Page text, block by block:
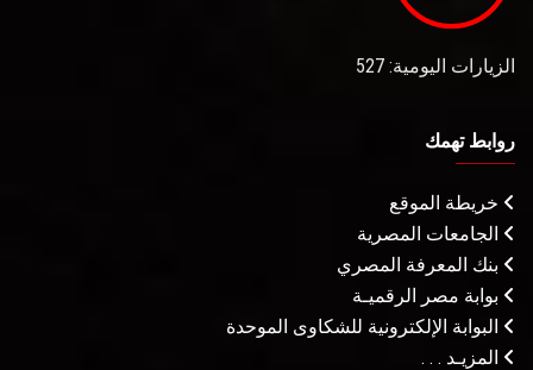
الزيارات اليومية: 527
روابط تهمك
خريطة الموقع
الجامعات المصرية
بنك المعرفة المصري
بوابة مصر الرقميـة
البوابة الإلكترونية للشكاوى الموحدة
المزيـد . . .